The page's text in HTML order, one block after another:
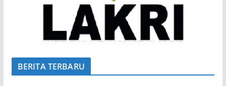
BERITA TERBARU